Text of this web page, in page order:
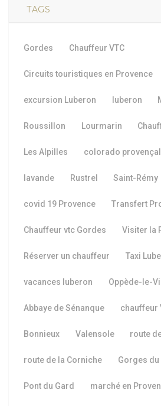
TAGS
Gordes Chauffeur VTC
Circuits touristiques en Provence
excursion Luberon luberon
Roussillon Lourmarin
Les Alpilles colorado provençal
lavande Rustrel Saint-Rémy
covid 19 Provence Transfert
Chauffeur vtc Gordes Visiter la
Réserver un chauffeur Taxi
vacances luberon Oppède-le-
Abbaye de Sénanque chauffeur
Bonnieux Valensole route
route de la Corniche Gorges
Pont du Gard marché en